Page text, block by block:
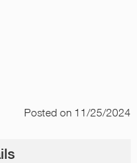
Postedon 11/25/2024